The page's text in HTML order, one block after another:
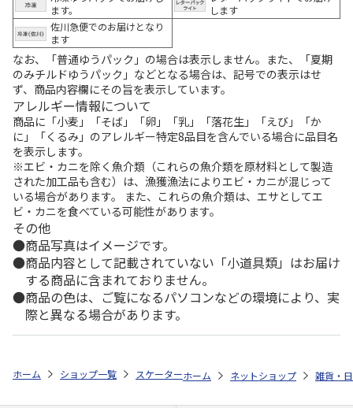
ます。
します
佐川急便でのお届けとなり
ます
なお、「普通ゆうパック」の場合は表示しません。また、「夏期
のみチルドゆうパック」などとなる場合は、記号での表示はせ
ず、商品内容欄にその旨を表示しています。
アレルギー情報について
商品に「小麦」「そば」「卵」「乳」「落花生」「えび」「か
に」「くるみ」のアレルギー特定8品目を含んでいる場合に品目名
を表示します。
※エビ・カニを除く魚介類（これらの魚介類を原材料として製造
された加工品も含む）は、漁獲漁法によりエビ・カニが混じって
いる場合があります。 また、これらの魚介類は、エサとしてエ
ビ・カニを食べている可能性があります。
その他
商品写真はイメージです。
商品内容として記載されていない「小道具類」はお届け
する商品に含まれておりません。
商品の色は、ご覧になるパソコンなどの環境により、実
際と異なる場合があります。
ホーム ショップ一覧 スケーター かや生地ふきん3枚 miffy KFKC3
ホーム ネットショップ 雑貨・